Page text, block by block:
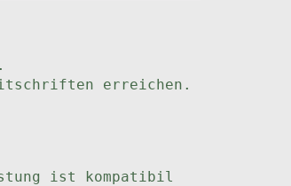
erreichen.
ist kompatibil